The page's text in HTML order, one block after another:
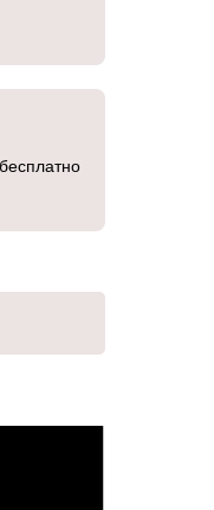
бесплатно